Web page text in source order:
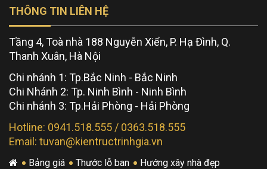
THÔNG TIN LIÊN HỆ
Tầng 4, Toà nhà 188 Nguyễn Xiển, P. Hạ Đình, Q.
Thanh Xuân, Hà Nội
Chi nhánh 1: Tp.Bắc Ninh - Bắc Ninh
Chi Nhánh 2: Tp. Ninh Bình - Ninh Bình
Chi nhánh 3: Tp.Hải Phòng - Hải Phòng
Hotline: 0941.518.555 / 0363.518.555
Email: tuvan@kientructrinhgia.vn
Bảng giá Thước lỗ ban
Hướng xây nhà đẹp